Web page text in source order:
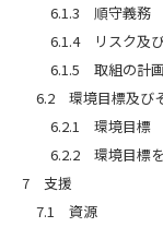
6.1.3 順守義務
6.1.4 リスク及
6.1.5 取組の計画
6.2 環境目標及び
6.2.1 環境目標
6.2.2 環境目標を
7 支援
7.1 資源